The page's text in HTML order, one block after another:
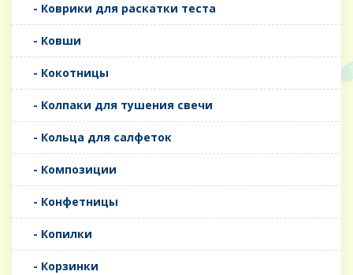
- Коврики для раскатки теста
- Ковши
- Кокотницы
- Колпаки для тушения свечи
- Кольца для салфеток
- Композиции
- Конфетницы
- Копилки
- Корзинки